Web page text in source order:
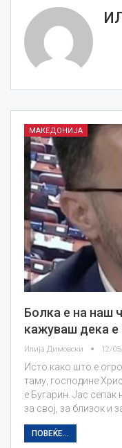
МАКЕДОНИЈА
Болка е на наш
кажуваш дека е
Илија Димовски 12/
Исто како што е
таму, господине
е Бугарин. Јас
за свој, за близок и
ПОВЕЌЕ...